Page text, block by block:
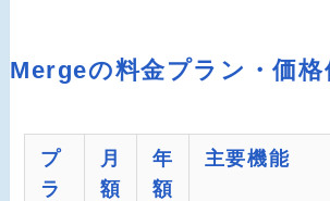
Mergeの料金プラン・価格
プ
ラ
月
額
年
額
主要機能